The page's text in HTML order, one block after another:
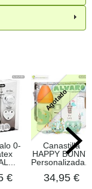
0-
€
Agotado
Canastilla
HAPPY BUNNY
Personalizada...
34,95 €